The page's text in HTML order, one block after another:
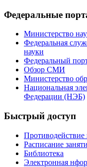
Федеральные
Министерство
Федеральная
науки
Федеральный
Обзор СМИ
Министерство
Национальная
Федерации (НЭБ)
Быстрый доступ
Противодействие
Расписание
Библиотека
Электронная